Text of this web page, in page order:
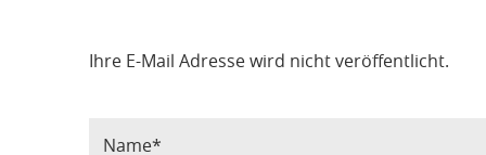
Ihre E-Mail Adresse wird nicht veröffentlicht.